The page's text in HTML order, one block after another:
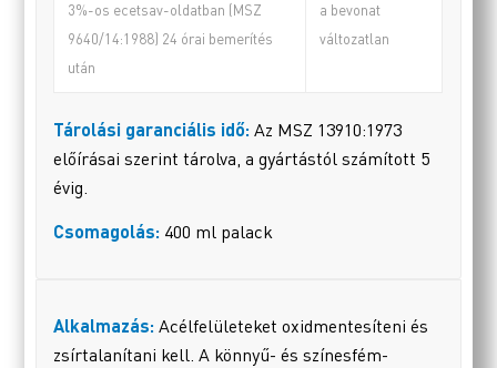
3%-os ecetsav-oldatban (MSZ
9640/14:1988) 24 órai bemerítés
után
a bevonat
változatlan
Tárolási garanciális idő: Az MSZ 13910:1973
előírásai szerint tárolva, a gyártástól számított 5
évig.
Csomagolás: 400 ml palack
Alkalmazás:Acélfelületeket oxidmentesíteni és
zsírtalanítani kell. A könnyű- és színesfém-